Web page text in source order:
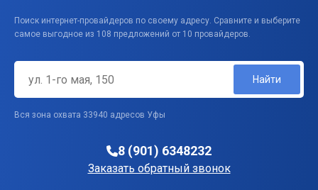
Поиск интернет-провайдеров по своему адресу. Сравните и выберите
самое выгодное из 108 предложений от 10 провайдеров.
Найти
Вся зона охвата 33940 адресов Уфы
8 (901) 6348232
Заказать обратный звонок